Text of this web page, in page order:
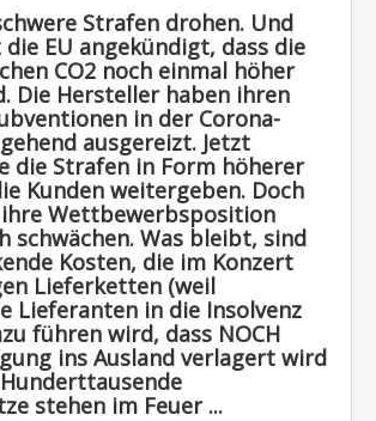
Strafen drohen. Und
EU angekündigt, dass die
CO2 noch einmal höher
Die Hersteller haben ihren
in der Corona-
ausgereizt. Jetzt
die Strafen in Form höherer
Kunden weitergeben. Doch
Wettbewerbsposition
schwächen. Was bleibt, sind
Kosten, die im Konzert
Lieferketten (weil
Lieferanten in die Insolvenz
führen wird, dass NOCH
ins Ausland verlagert wird
stehen im Feuer ...